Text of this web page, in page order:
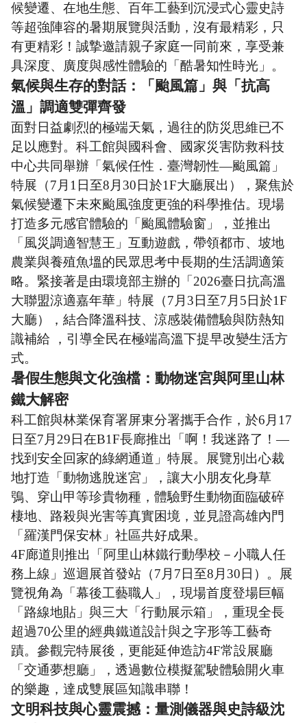
候變遷、在地生態、百年工藝到沉浸式心靈史詩
等超強陣容的暑期展覽與活動，沒有最精彩，只
有更精彩！誠摯邀請親子家庭一同前來，享受兼
具深度、廣度與感性體驗的「酷暑知性時光」。
氣候與生存的對話：「颱風篇」與「抗高
溫」調適雙彈齊發
面對日益劇烈的極端天氣，過往的防災思維已不
足以應對。科工館與國科會、國家災害防救科技
中心共同舉辦「氣候任性．臺灣韌性—颱風篇」
特展（7月1日至8月30日於1F大廳展出），聚焦於
氣候變遷下未來颱風強度更強的科學推估。現場
打造多元感官體驗的「颱風體驗窗」，並推出
「風災調適智慧王」互動遊戲，帶領都市、坡地
農業與養殖魚塭的民眾思考中長期的生活調適策
略。緊接著是由環境部主辦的「2026臺日抗高溫
大聯盟涼適嘉年華」特展（7月3日至7月5日於1F
大廳），結合降溫科技、涼感裝備體驗與防熱知
識補給 ，引導全民在極端高溫下提早改變生活方
式。
暑假生態與文化強檔：動物迷宮與阿里山林
鐵大解密
科工館與林業保育署屏東分署攜手合作，於6月17
日至7月29日在B1F長廊推出「啊！我迷路了！—
找到安全回家的綠網通道」特展。展覽別出心裁
地打造「動物逃脫迷宮」，讓大小朋友化身草
鴞、穿山甲等珍貴物種，體驗野生動物面臨破碎
棲地、路殺與光害等真實困境，並見證高雄內門
「羅漢門保安林」社區共好成果。
4F廊道則推出「阿里山林鐵行動學校－小職人任
務上線」巡迴展首發站（7月7日至8月30日）。展
覽視角為「幕後工藝職人」，現場首度登場巨幅
「路線地貼」與三大「行動展示箱」，重現全長
超過70公里的經典鐵道設計與之字形等工藝奇
蹟。參觀完特展後，更能延伸造訪4F常設展廳
「交通夢想廳」，透過數位模擬駕駛體驗開火車
的樂趣，達成雙展區知識串聯！
文明科技與心靈震撼：量測儀器與史詩級沈